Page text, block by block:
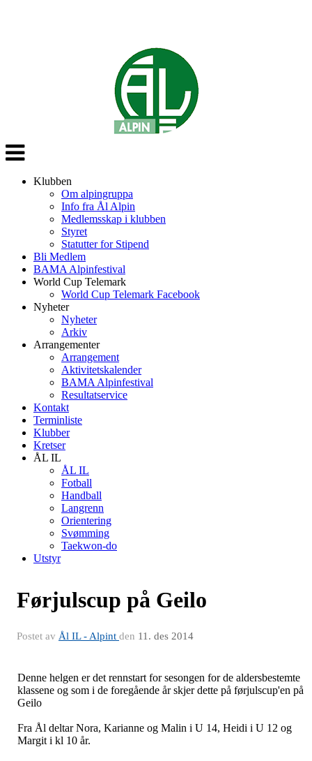
Veksle
navigasjon
Klubben
Om alpingruppa
Info fra Ål Alpin
Medlemsskap i klubben
Styret
Statutter for Stipend
Bli Medlem
BAMA Alpinfestival
World Cup Telemark
World Cup Telemark Facebook
Nyheter
Nyheter
Arkiv
Arrangementer
Arrangement
Aktivitetskalender
BAMA Alpinfestival
Resultatservice
Kontakt
Terminliste
Klubber
Kretser
ÅL IL
ÅL IL
Fotball
Handball
Langrenn
Orientering
Svømming
Taekwon-do
Utstyr
Førjulscup på Geilo
Postet av Ål IL - Alpint den 11. des 2014
Denne helgen er det rennstart for sesongen for de aldersbestemte
klassene og som i de foregående år skjer dette på førjulscup'en på
Geilo
Fra Ål deltar Nora, Karianne og Malin i U 14, Heidi i U 12 og
Margit i kl 10 år.